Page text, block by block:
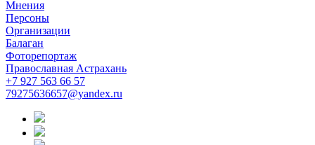
Мнения
Персоны
Организации
Балаган
Фоторепортаж
Православная Астрахань
+7 927 563 66 57
79275636657@yandex.ru